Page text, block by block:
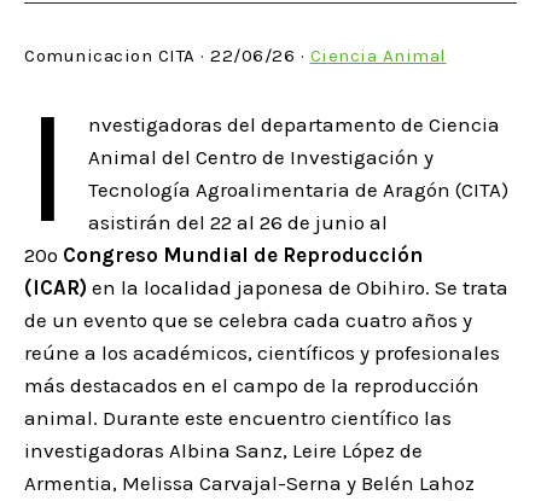
Comunicacion CITA · 22/06/26 · Ciencia Animal
I
nvestigadoras del departamento de Ciencia
Animal del Centro de Investigación y
Tecnología Agroalimentaria de Aragón (CITA)
asistirán del 22 al 26 de junio al
20º Congreso Mundial de Reproducción
(ICAR) en la localidad japonesa de Obihiro. Se trata
de un evento que se celebra cada cuatro años y
reúne a los académicos, científicos y profesionales
más destacados en el campo de la reproducción
animal. Durante este encuentro científico las
investigadoras Albina Sanz, Leire López de
Armentia, Melissa Carvajal-Serna y Belén Lahoz